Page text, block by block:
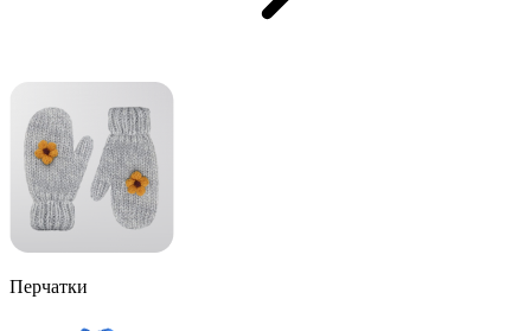
Перчатки